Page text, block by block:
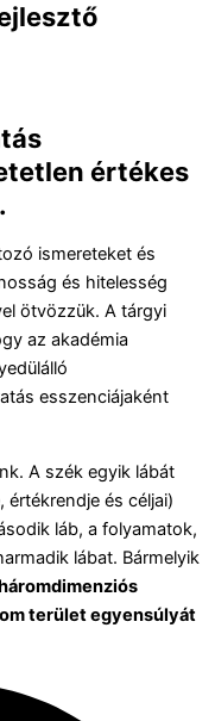
értékes
ismereteket és
és hitelesség
ötvözzük. A tárgyi
az akadémia
esszenciájaként
A szék egyik lábát
értékrendje és céljai)
láb, a folyamatok,
lábat. Bármelyik
terület egyensúlyát